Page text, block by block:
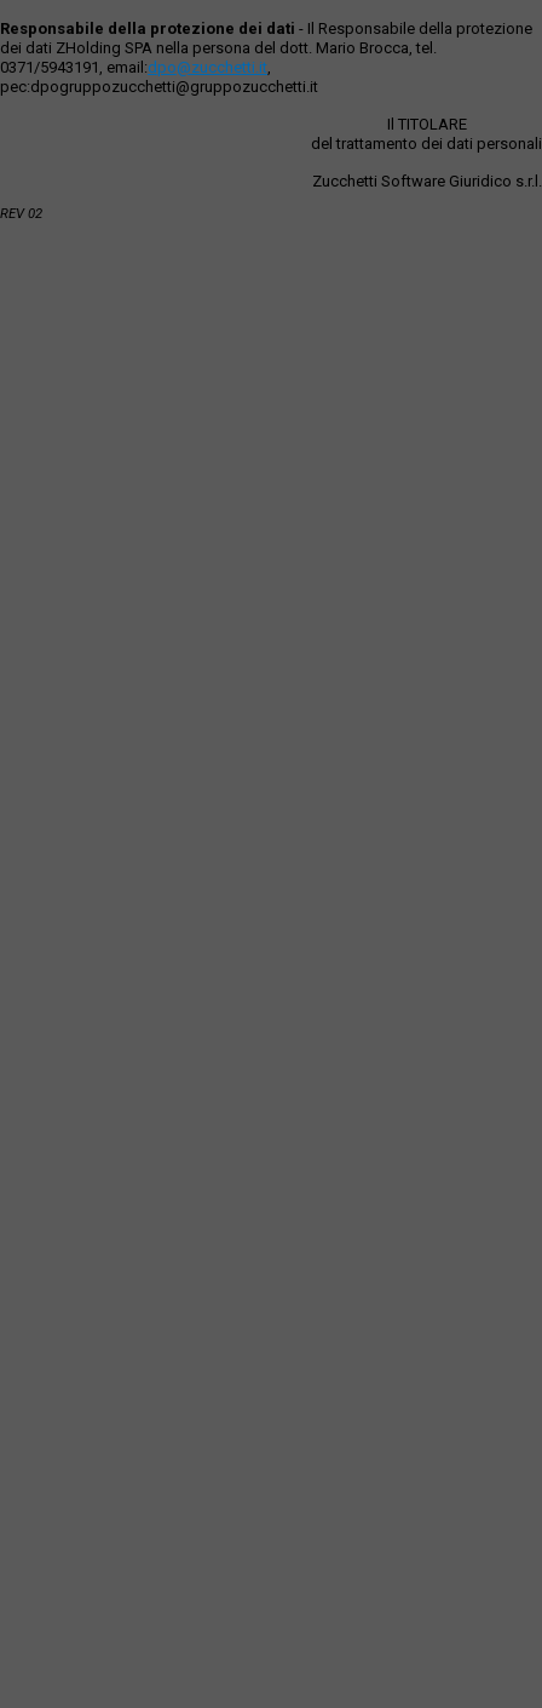
Responsabile della protezione dei dati - Il Responsabile della protezione
dei dati ZHolding SPA nella persona del dott. Mario Brocca, tel.
0371/5943191, email:dpo@zucchetti.it,
pec:dpogruppozucchetti@gruppozucchetti.it
Il TITOLARE
del trattamento dei dati personali
Zucchetti Software Giuridico s.r.l.
REV 02